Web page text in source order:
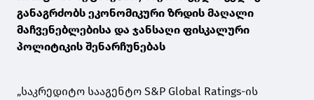
განაგრძობს ეკონომიკური ზრდის მაღალი
მაჩვენებლებისა და ჯანსაღი ფისკალური
პოლიტიკის შენარჩუნებას
„საკრედიტო სააგენტო S&P Global Ratings-ის